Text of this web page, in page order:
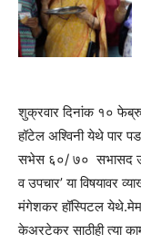
शुक्रवार दिनांक १०
हॉटेल अश्विनी येथे पार
सभेस ६०/ ७० सभासद
व उपचार’ या विषयावर
मंगेशकर हॉस्पिटल
केअरटेकर साठीही त्या